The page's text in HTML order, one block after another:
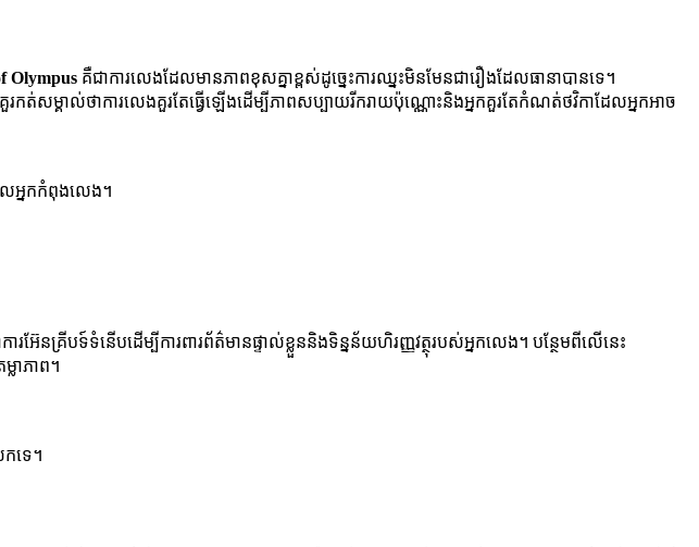
Olympus គឺជាការលេងដែលមានភាពខុសគ្នាខ្ពស់ដូច្នេះការឈ្នះមិនមែនជារឿងដែលធានាបានទេ។
ត់សម្គាល់ថាការលេងគួរតែធ្វើឡើងដើម្បីភាពសប្បាយរីករាយប៉ុណ្ណោះនិងអ្នកគួរតែកំណត់ថវិកាដែលអ្នកអាច
លអ្នកកំពុងលេង។
រអ៊ែនគ្រីបទ៍ទំនើបដើម្បីការពារព័ត៌មានផ្ទាល់ខ្លួននិងទិន្នន័យហិរញ្ញវត្ថុរបស់អ្នកលេង។ បន្ថែមពីលើនេះ
លាភាព។
ទេ។